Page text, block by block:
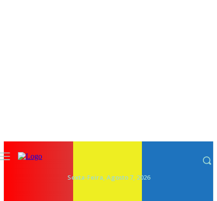
Sexta-Feira, Agosto 7, 2026